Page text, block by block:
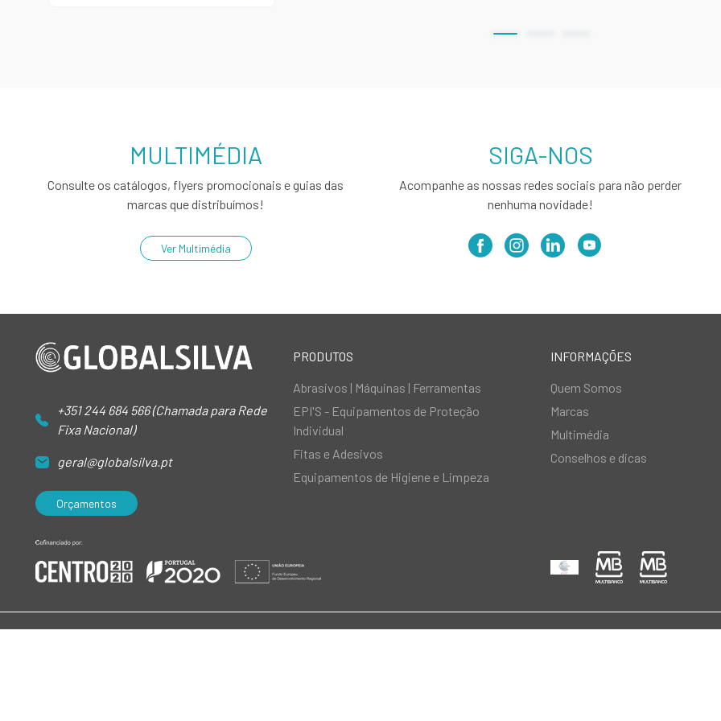
MULTIMÉDIA
Consulte os catálogos, flyers promocionais e guias das
marcas que distribuímos!
Ver Multimédia
SIGA-NOS
Acompanhe as nossas redes sociais para não perder
nenhuma novidade!
+351 244 684 566 (Chamada para Rede
Fixa Nacional)
geral@globalsilva.pt
Orçamentos
PRODUTOS
Abrasivos | Máquinas | Ferramentas
EPI'S - Equipamentos de Proteção
Individual
Fitas e Adesivos
Equipamentos de Higiene e Limpeza
INFORMAÇÕES
Quem Somos
Marcas
Multimédia
Conselhos e dicas